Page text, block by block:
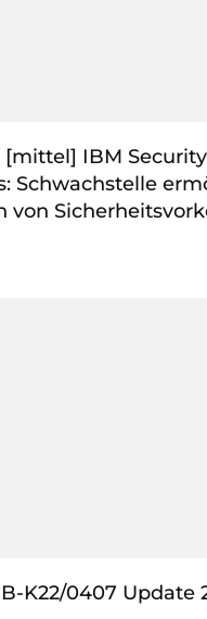
[mittel] IBM
Schwachstelle
von
K22/0407 Update